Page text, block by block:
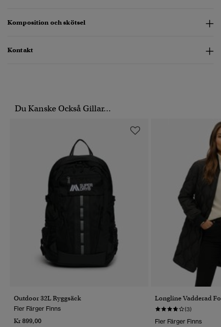
Komposition och skötsel
Kontakt
Du Kanske Också Gillar...
Outdoor 32L Ryggsäck
Fler Färger Finns
Kr 899,00
Longline Vadderad
(3)
Fler Färger Finns